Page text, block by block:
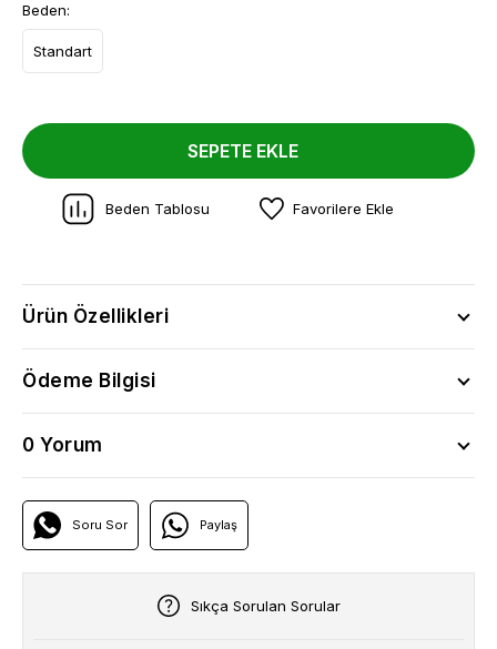
Beden:
Standart
SEPETE EKLE
Beden Tablosu Favorilere Ekle
Ürün Özellikleri
Ödeme Bilgisi
0 Yorum
Soru Sor Paylaş
Sıkça Sorulan Sorular